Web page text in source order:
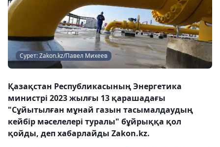
Сурет: Zakon.kz/Павел Михеев
Қазақстан Республикасының Энергетика
министрі 2023 жылғы 13 қарашадағы
"Сұйытылған мұнай газын тасымалдаудың
кейбір мәселелері туралы" бұйрыққа қол
қойды, деп хабарлайды Zakon.kz.